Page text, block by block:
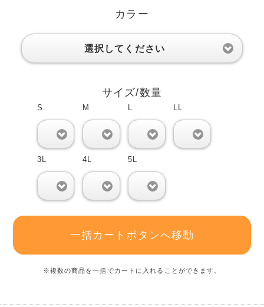
カラー
選択してください
サイズ/数量
S M L LL
3L 4L 5L
一括カートボタンへ移動
※複数の商品を一括でカートに入れることができます。